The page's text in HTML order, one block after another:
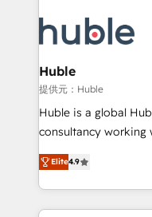
COS Design Award
Provider of the Year
Partner 📆Founded in
Slash months from
Click "Contact
Integration
of your tech stack, syncing... 🛍️
WooCommerce 💲
Netsuite 🤖 Google
the rare Advanced
Accreditation, securely
Huble
提供元：Huble
Huble is a global
consultancy working
businesses. We go beyond implementation, shaping
the strategy,
HubSpot into a genuine
HubSpot's Global
Elite4.9